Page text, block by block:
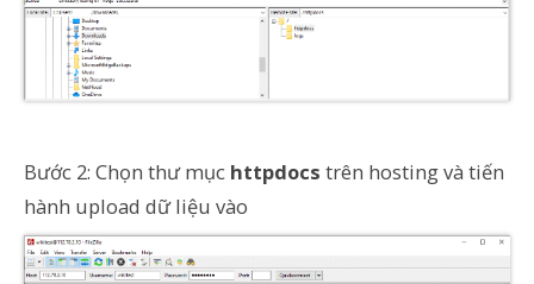
Bước 2: Chọn thư mục httpdocs trên hosting và tiến
hành upload dữ liệu vào